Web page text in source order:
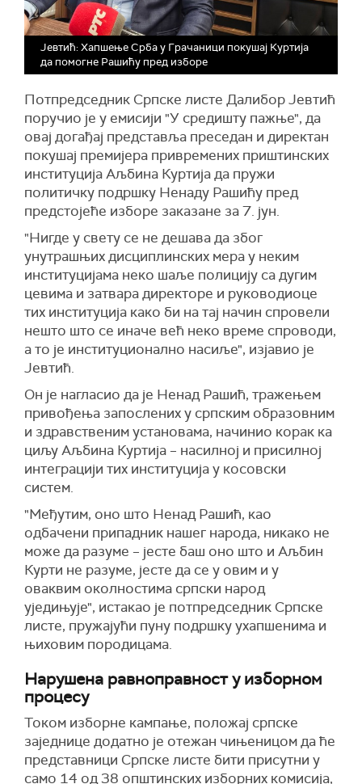
Јевтић: Хапшење Срба у Грачаници покушај Куртија
да помогне Рашићу пред изборе
Потпредседник Српске листе Далибор Јевтић
поручио је у емисији "У средишту пажње", да
овај догађај представља преседан и директан
покушај премијера привремених приштинских
институција Аљбина Куртија да пружи
политичку подршку Ненаду Рашићу пред
предстојеће изборе заказане за 7. јун.
"Нигде у свету се не дешава да због
унутрашњих дисциплинских мера у неким
институцијама неко шаље полицију са дугим
цевима и затвара директоре и руководиоце
тих институција како би на тај начин спровели
нешто што се иначе већ неко време спроводи,
а то је институционално насиље", изјавио је
Јевтић.
Он је нагласио да је Ненад Рашић, тражењем
привођења запослених у српским образовним
и здравственим установама, начинио корак ка
циљу Аљбина Куртија – насилној и присилној
интеграцији тих институција у косовски
систем.
"Међутим, оно што Ненад Рашић, као
одбачени припадник нашег народа, никако не
може да разуме – јесте баш оно што и Аљбин
Курти не разуме, јесте да се у овим и у
оваквим околностима српски народ
уједињује", истакао је потпредседник Српске
листе, пружајући пуну подршку ухапшенима и
њиховим породицама.
Нарушена равноправност у изборном
процесу
Током изборне кампање, положај српске
заједнице додатно је отежан чињеницом да ће
представници Српске листе бити присутни у
само 14 од 38 општинских изборних комисија,